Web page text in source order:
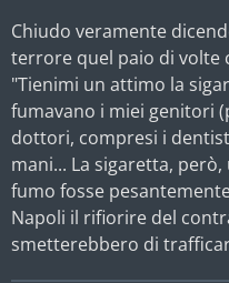
Chiudo veramente
terrore quel paio di volte
"Tienimi un attimo la
fumavano i miei genitori
dottori, compresi i
mani... La sigaretta,
fumo fosse
Napoli il rifiorire del
smetterebbero di